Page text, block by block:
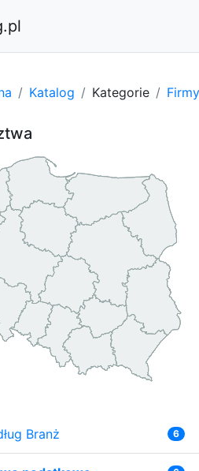
Katalog Kategorie
Branż 6